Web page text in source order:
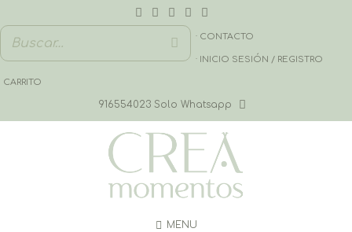
· CONTACTO
· INICIO SESIÓN / REGISTRO
CARRITO
916554023 Solo Whatsapp
MENU